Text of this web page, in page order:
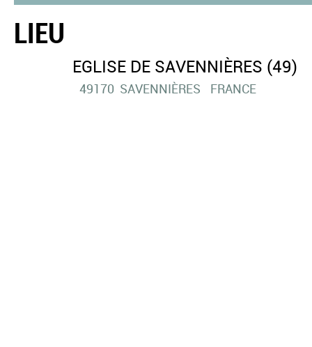
LIEU
EGLISE DE SAVENNIÈRES (49)
49170 SAVENNIÈRES FRANCE